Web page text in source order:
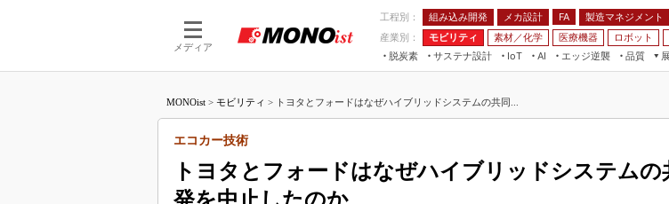
メディア
工程別： 組み込み開発 メカ設計 FA 製造マネジメント
産業別：
モビリティ 素材／化学 医療機器 ロボット
脱炭素
サステナ設計
IoT
つながる工場
AI
AI×設備保全
エッジ逆襲 品質
JIMTOF
IIFES
MONOist > モビリティ > トヨタとフォードはなぜハイブリッドシステムの共同...
トヨタとフォードはなぜハイブリッドシステムの
エコカー技術